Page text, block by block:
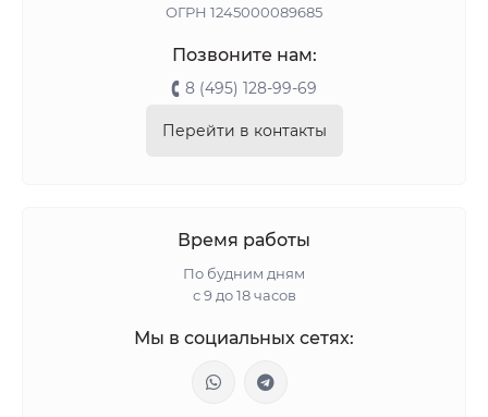
ОГРН 1245000089685
Позвоните нам:
8 (495) 128-99-69
Перейти в контакты
Время работы
По будним дням
с 9 до 18 часов
Мы в социальных сетях: